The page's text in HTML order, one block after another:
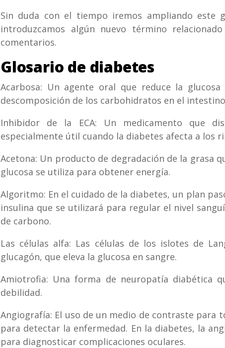
Sin duda con el tiempo iremos ampliando este
introduzcamos algún nuevo término
comentarios.
Glosario de diabetes
Acarbosa: Un agente oral que reduce la
descomposición de los carbohidratos en el
Inhibidor de la ECA: Un medicamento que
especialmente útil cuando la diabetes afecta a los
Acetona: Un producto de degradación de la grasa
glucosa se ​​utiliza para obtener energía.
Algoritmo: En el cuidado de la diabetes, un plan
insulina que se utilizará para regular el nivel
de carbono.
Las células alfa: Las células de los islotes de
glucagón, que eleva la glucosa en sangre.
Amiotrofia: Una forma de neuropatía diabética
debilidad.
Angiografía: El uso de un medio de contraste para
para detectar la enfermedad. En la diabetes, la
para diagnosticar complicaciones oculares.